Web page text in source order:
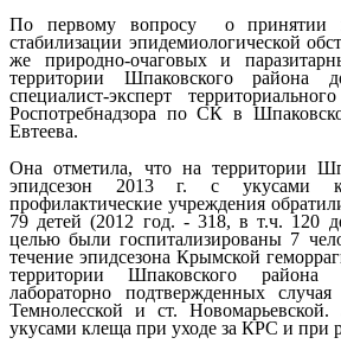
По первому вопросу о принятии
стабилизации эпидемиологической
же природно-очаговых и
территории Шпаковского района
специалист-эксперт
Роспотребнадзора по СК в
Евтеева.
Она отметила, что на территории
эпидсезон 2013 г. с укусами
профилактические учреждения
79 детей (2012 год. - 318, в т.ч. 120
целью были госпитализированы 7
течение эпидсезона Крымской
территории Шпаковского района
лабораторно подтвержденных
Темнолесской и ст. Новомарьевской.
укусами клеща при уходе за КРС и при